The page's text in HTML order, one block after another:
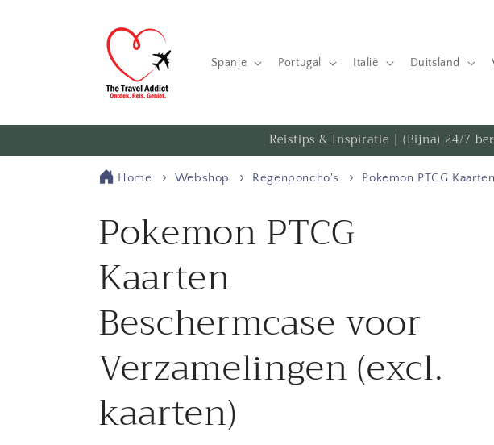
Spanje Portugal Italië Duitsland
Reistips & Inspiratie | (Bijna) 24/7
Home Webshop Regenponcho's Pokemon PTCG
Pokemon PTCG
Kaarten
Beschermcase voor
Verzamelingen (excl.
kaarten)